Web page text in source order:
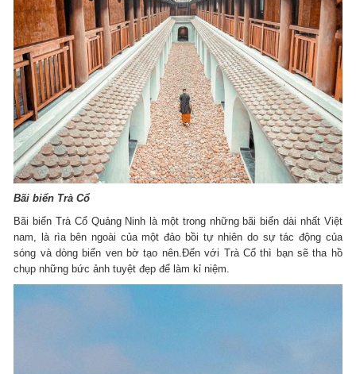
Bãi biển Trà Cổ
Bãi biển Trà Cổ Quảng Ninh là một trong những bãi biển dài nhất Việt
nam, là rìa bên ngoài của một đảo bồi tự nhiên do sự tác động của
sóng và dòng biển ven bờ tạo nên.Đến với Trà Cổ thì bạn sẽ tha hồ
chụp những bức ảnh tuyệt đẹp để làm kỉ niệm.